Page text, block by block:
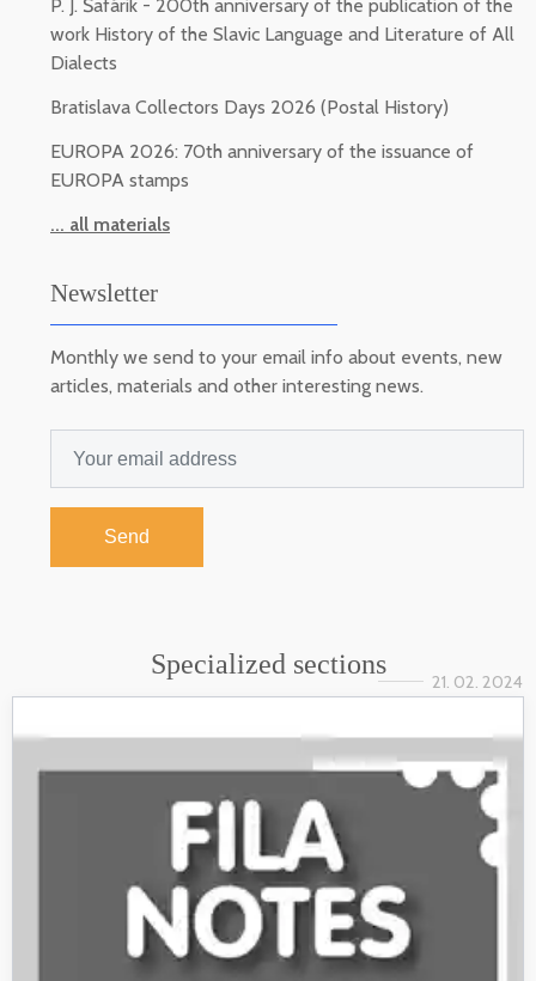
P. J. Šafárik - 200th anniversary of the publication of the
work History of the Slavic Language and Literature of All
Dialects
Bratislava Collectors Days 2026 (Postal History)
EUROPA 2026: 70th anniversary of the issuance of
EUROPA stamps
... all materials
Newsletter
Monthly we send to your email info about events, new
articles, materials and other interesting news.
Send
Specialized sections
21. 02. 2024